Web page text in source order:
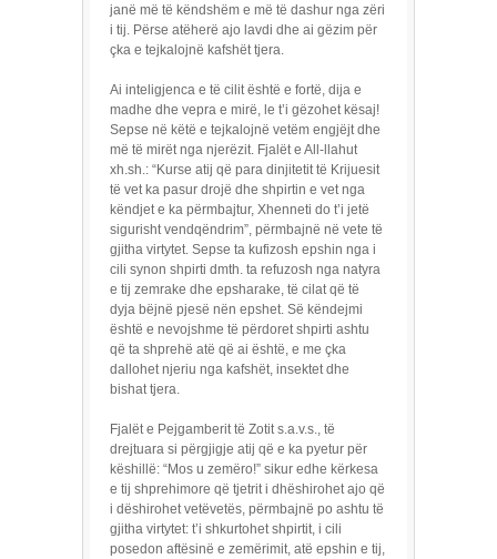
janë më të këndshëm e më të dashur nga zëri
i tij. Përse atëherë ajo lavdi dhe ai gëzim për
çka e tejkalojnë kafshët tjera.
Ai inteligjenca e të cilit është e fortë, dija e
madhe dhe vepra e mirë, le t’i gëzohet kësaj!
Sepse në këtë e tejkalojnë vetëm engjëjt dhe
më të mirët nga njerëzit. Fjalët e All-llahut
xh.sh.: “Kurse atij që para dinjitetit të Krijuesit
të vet ka pasur drojë dhe shpirtin e vet nga
këndjet e ka përmbajtur, Xhenneti do t’i jetë
sigurisht vendqëndrim”, përmbajnë në vete të
gjitha virtytet. Sepse ta kufizosh epshin nga i
cili synon shpirti dmth. ta refuzosh nga natyra
e tij zemrake dhe epsharake, të cilat që të
dyja bëjnë pjesë nën epshet. Së këndejmi
është e nevojshme të përdoret shpirti ashtu
që ta shprehë atë që ai është, e me çka
dallohet njeriu nga kafshët, insektet dhe
bishat tjera.
Fjalët e Pejgamberit të Zotit s.a.v.s., të
drejtuara si përgjigje atij që e ka pyetur për
këshillë: “Mos u zemëro!” sikur edhe kërkesa
e tij shprehimore që tjetrit i dhëshirohet ajo që
i dëshirohet vetëvetës, përmbajnë po ashtu të
gjitha virtytet: t’i shkurtohet shpirtit, i cili
posedon aftësinë e zemërimit, atë epshin e tij,